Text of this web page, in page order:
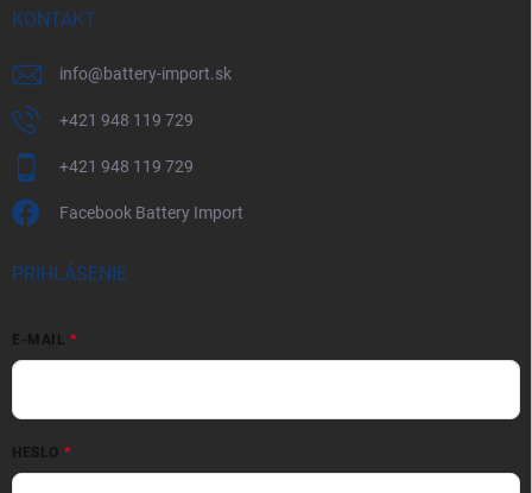
KONTAKT
info@battery-import.sk
+421 948 119 729
+421 948 119 729
Facebook Battery Import
PRIHLÁSENIE
E-MAIL
HESLO